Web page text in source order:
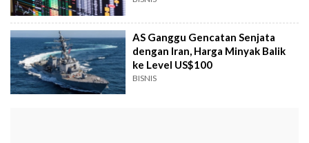
AS Ganggu Gencatan Senjata
dengan Iran, Harga Minyak Balik
ke Level US$100
BISNIS